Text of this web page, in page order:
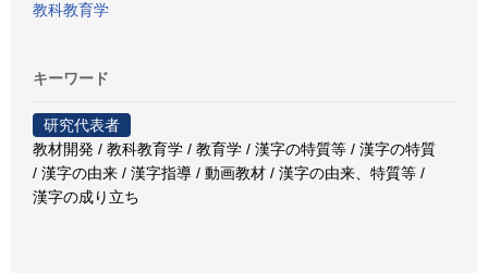
教科教育学
キーワード
研究代表者
教材開発 / 教科教育学 / 教育学 / 漢字の特質等 / 漢字の特質
/ 漢字の由来 / 漢字指導 / 動画教材 / 漢字の由来、特質等 /
漢字の成り立ち